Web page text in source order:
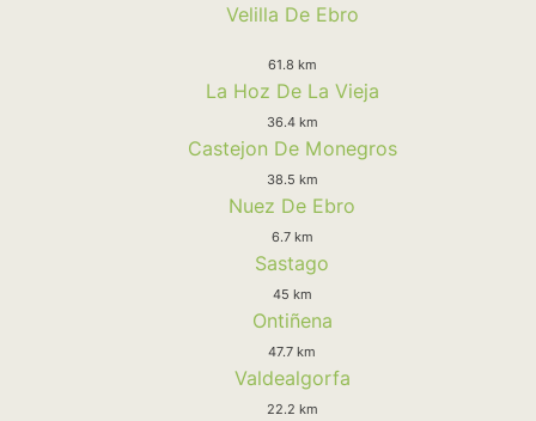
Velilla De Ebro
61.8 km
La Hoz De La Vieja
36.4 km
Castejon De Monegros
38.5 km
Nuez De Ebro
6.7 km
Sastago
45 km
Ontiñena
47.7 km
Valdealgorfa
22.2 km